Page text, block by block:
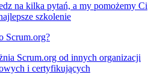
na kilka pytań, a my pomożemy Ci
szkolenie
Scrum.org?
Scrum.org od innych organizacji
i certyfikujących